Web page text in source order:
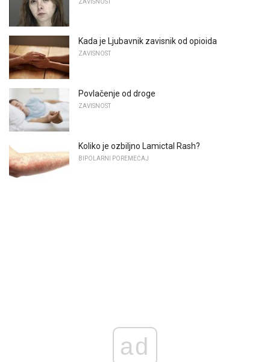
Kada je Ljubavnik zavisnik od opioida
ZAVISNOST
Povlačenje od droge
ZAVISNOST
Koliko je ozbiljno Lamictal Rash?
BIPOLARNI POREMEĆAJ
ad